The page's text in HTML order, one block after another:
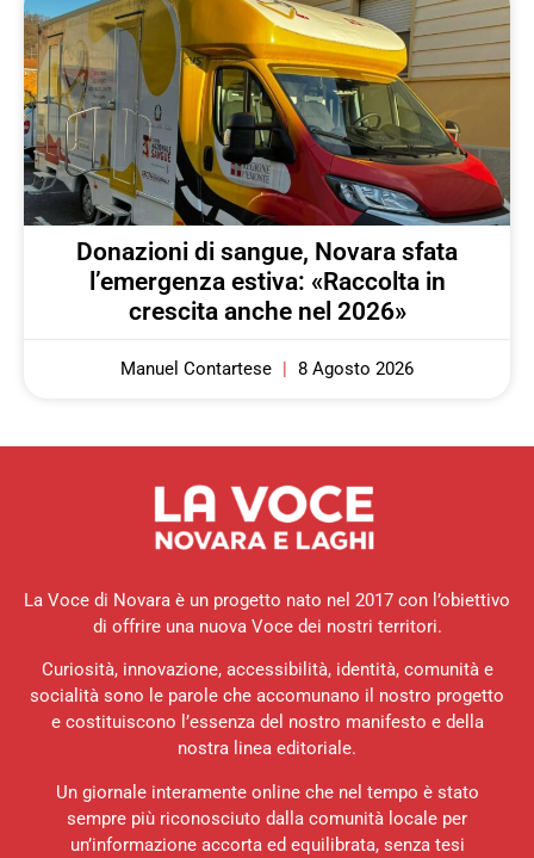
Donazioni di sangue, Novara sfata
l’emergenza estiva: «Raccolta in
crescita anche nel 2026»
Manuel Contartese 8 Agosto 2026
La Voce di Novara è un progetto nato nel 2017 con l’obiettivo
di offrire una nuova Voce dei nostri territori.
Curiosità, innovazione, accessibilità, identità, comunità e
socialità sono le parole che accomunano il nostro progetto
e costituiscono l’essenza del nostro manifesto e della
nostra linea editoriale.
Un giornale interamente online che nel tempo è stato
sempre più riconosciuto dalla comunità locale per
un’informazione accorta ed equilibrata, senza tesi